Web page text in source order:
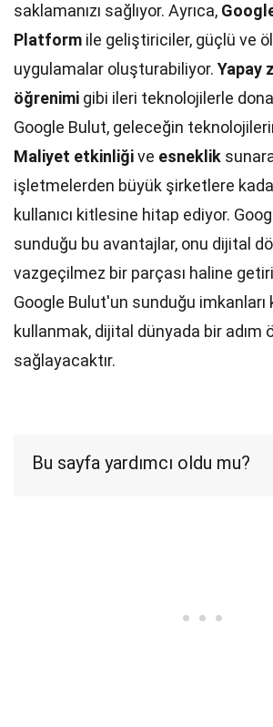
saklamanızı sağlıyor. Ayrıca,
Platform ile geliştiriciler, güçlü ve
uygulamalar oluşturabiliyor. Yapay
öğrenimi gibi ileri teknolojilerle
Google Bulut, geleceğin
Maliyet etkinliğive esneklik
işletmelerden büyük şirketlere
kullanıcı kitlesine hitap ediyor.
sunduğu bu avantajlar, onu dijital
vazgeçilmez bir parçası haline
Google Bulut'un sunduğu
kullanmak, dijital dünyada bir adım
sağlayacaktır.
Bu sayfa yardımcı oldu mu?